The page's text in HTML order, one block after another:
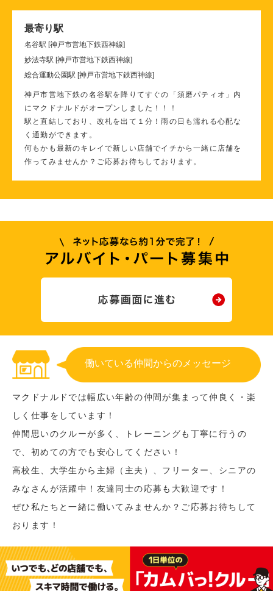
最寄り駅
名谷駅 [神戸市営地下鉄西神線]
妙法寺駅 [神戸市営地下鉄西神線]
総合運動公園駅 [神戸市営地下鉄西神線]
神戸市営地下鉄の名谷駅を降りてすぐの「須磨パティオ」内
にマクドナルドがオープンしました！！！
駅と直結しており、改札を出て１分！雨の日も濡れる心配な
く通勤ができます。
何もかも最新のキレイで新しい店舗でイチから一緒に店舗を
作ってみませんか？ご応募お待ちしております。
働いている仲間からのメッセージ
マクドナルドでは幅広い年齢の仲間が集まって仲良く・楽
しく仕事をしています！
仲間思いのクルーが多く、トレーニングも丁寧に行うの
で、初めての方でも安心してください！
高校生、大学生から主婦（主夫）、フリーター、シニアの
みなさんが活躍中！友達同士の応募も大歓迎です！
ぜひ私たちと一緒に働いてみませんか？ご応募お待ちして
おります！